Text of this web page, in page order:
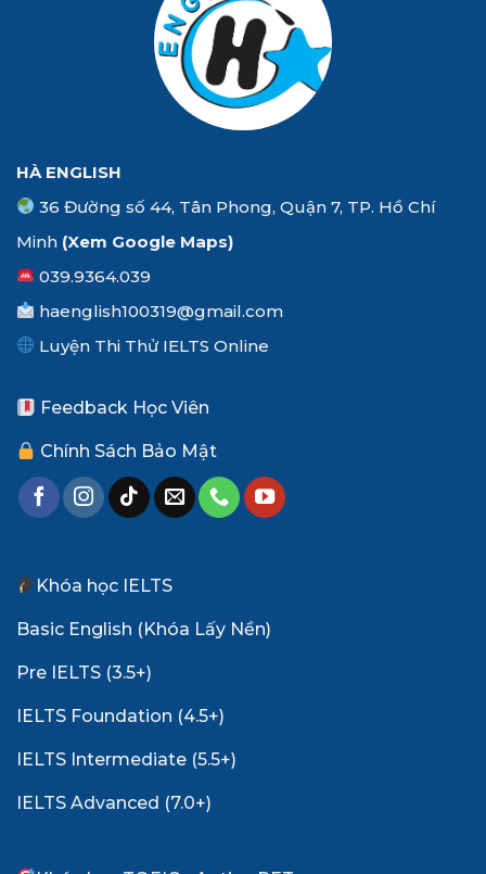
HÀ ENGLISH
36 Đường số 44, Tân Phong, Quận 7, TP. Hồ Chí
Minh (Xem Google Maps)
039.9364.039
haenglish100319@gmail.com
Luyện Thi Thử IELTS Online
Feedback Học Viên
Chính Sách Bảo Mật
Khóa học IELTS
Basic English (Khóa Lấy Nền)
Pre IELTS (3.5+)
IELTS Foundation (4.5+)
IELTS Intermediate (5.5+)
IELTS Advanced (7.0+)